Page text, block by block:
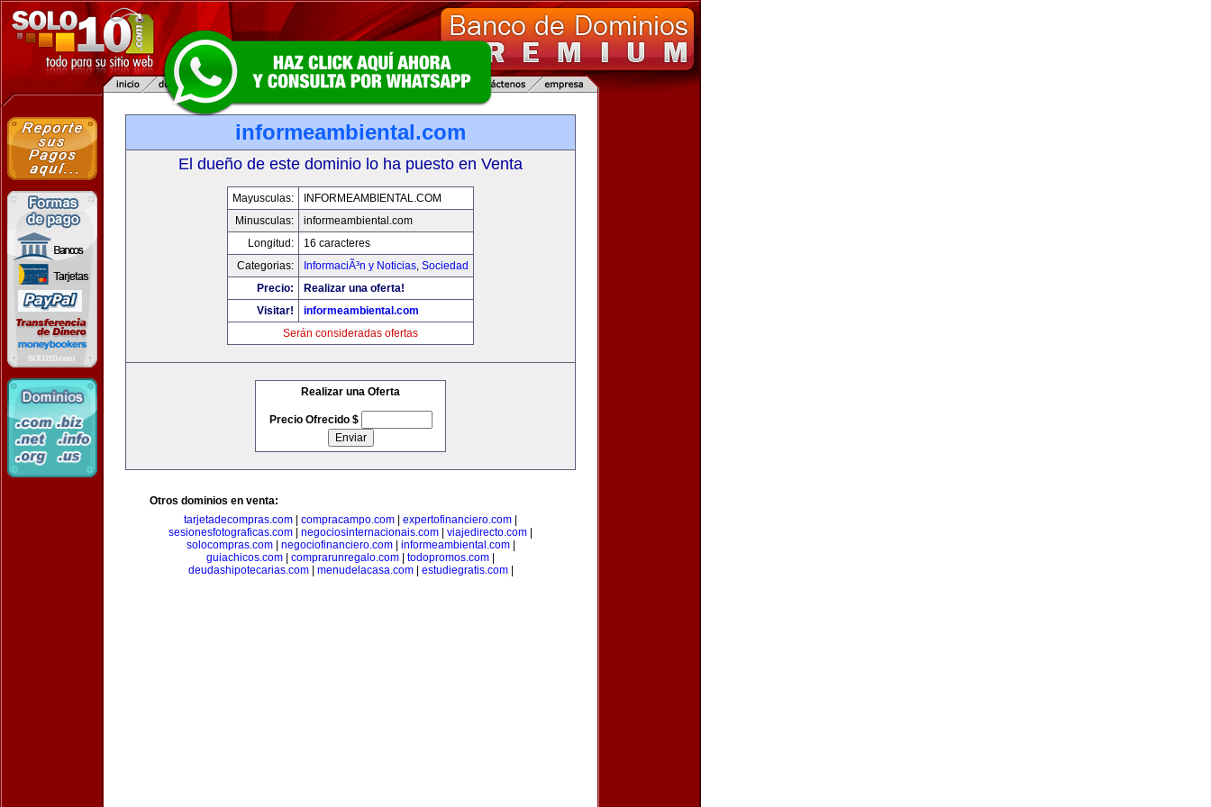
informeambiental.com
El dueño de este dominio lo ha puesto en Venta
Mayusculas:
INFORMEAMBIENTAL.COM
Minusculas:
informeambiental.com
Longitud:
16 caracteres
Categorias:
InformaciÃ³n y Noticias, Sociedad
Precio:
Realizar una oferta!
Visitar!
informeambiental.com
Serán consideradas ofertas
Realizar una Oferta
Precio Ofrecido $
Otros dominios en venta:
tarjetadecompras.com
compracampo.com expertofinanciero.com
sesionesfotograficas.com
negociosinternacionais.com viajedirecto.com
solocompras.com| negociofinanciero.com| informeambiental.com|
guiachicos.com
comprarunregalo.com todopromos.com
deudashipotecarias.com| menudelacasa.com| estudiegratis.com|